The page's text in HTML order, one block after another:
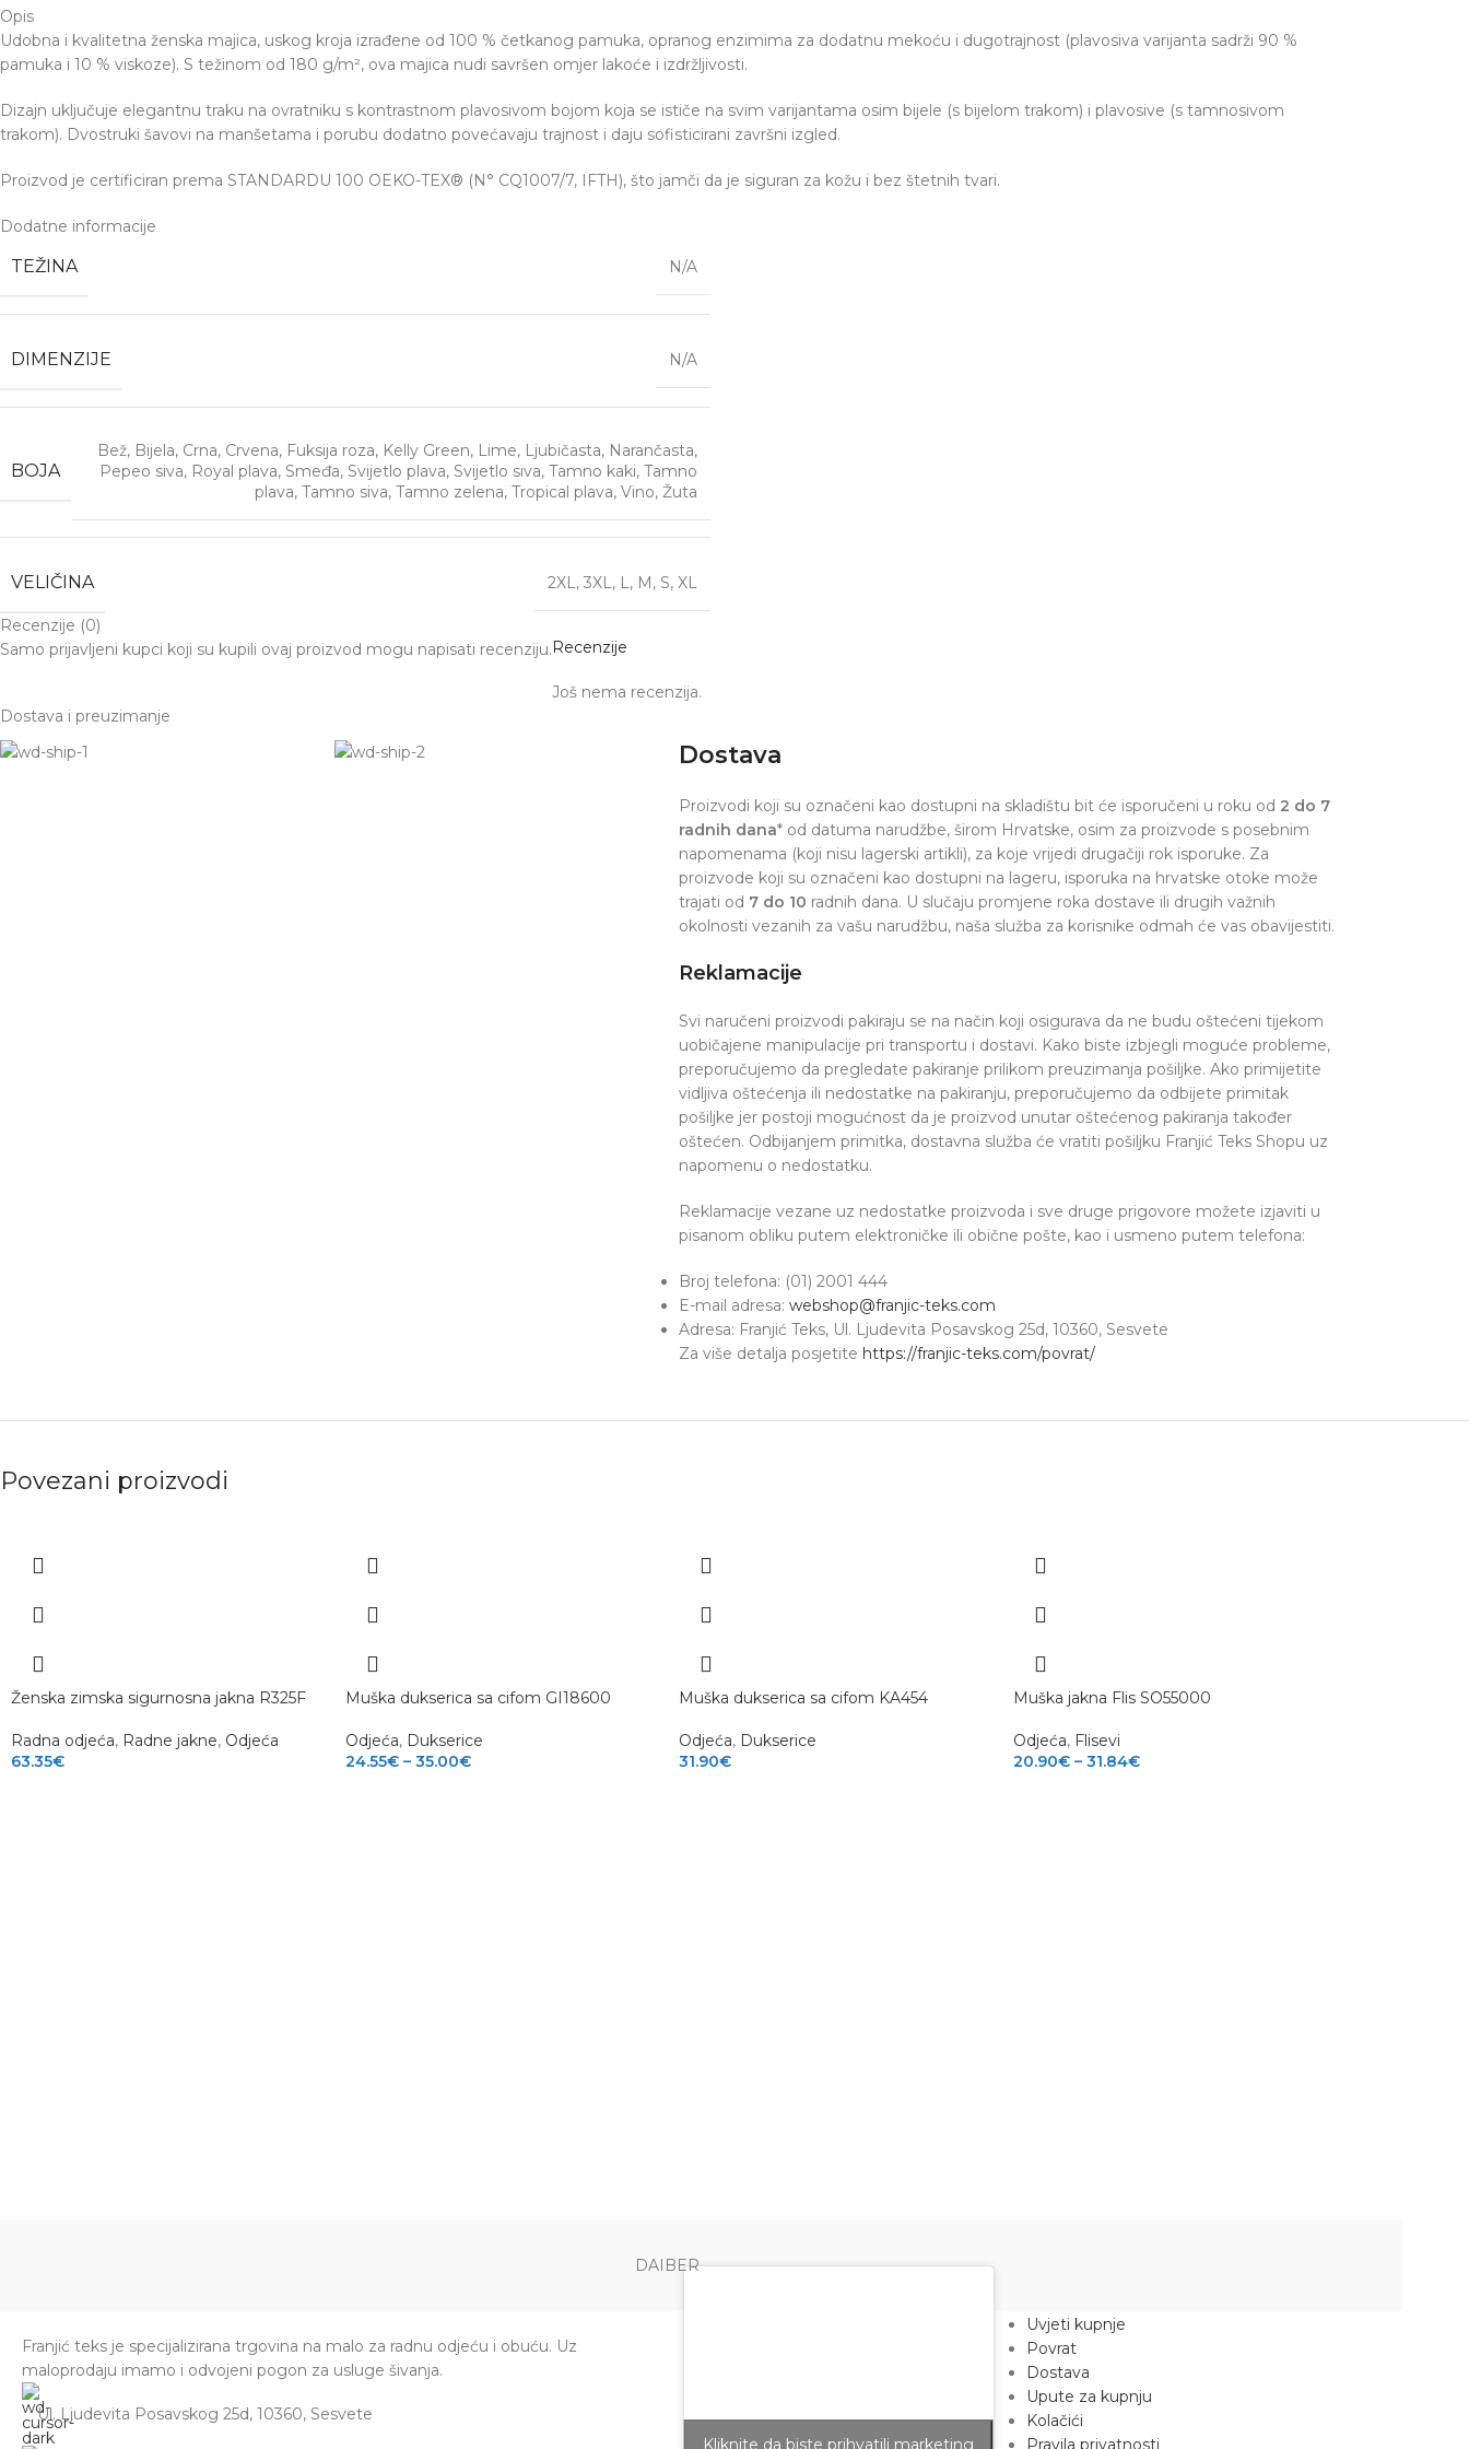
Opis
Udobna i kvalitetna ženska majica, uskog kroja izrađene od 100 % četkanog pamuka, opranog enzimima za dodatnu mekoću i dugotrajnost (plavosiva varijanta sadrži 90 %
pamuka i 10 % viskoze). S težinom od 180 g/m², ova majica nudi savršen omjer lakoće i izdržljivosti.
Dizajn uključuje elegantnu traku na ovratniku s kontrastnom plavosivom bojom koja se ističe na svim varijantama osim bijele (s bijelom trakom) i plavosive (s tamnosivom
trakom). Dvostruki šavovi na manšetama i porubu dodatno povećavaju trajnost i daju sofisticirani završni izgled.
Proizvod je certificiran prema STANDARDU 100 OEKO-TEX® (N° CQ1007/7, IFTH), što jamči da je siguran za kožu i bez štetnih tvari.
Dodatne informacije
TEŽINA N/A
DIMENZIJE N/A
BOJA
Bež, Bijela, Crna, Crvena, Fuksija roza, Kelly Green, Lime, Ljubičasta, Narančasta,
Pepeo siva, Royal plava, Smeđa, Svijetlo plava, Svijetlo siva, Tamno kaki, Tamno
plava, Tamno siva, Tamno zelena, Tropical plava, Vino, Žuta
VELIČINA 2XL, 3XL, L, M, S, XL
Recenzije (0)
Recenzije
Još nema recenzija.
Samo prijavljeni kupci koji su kupili ovaj proizvod mogu napisati recenziju.
Dostava i preuzimanje
Dostava
Proizvodi koji su označeni kao dostupni na skladištu bit će isporučeni u roku od 2 do 7
radnih dana* od datuma narudžbe, širom Hrvatske, osim za proizvode s posebnim
napomenama (koji nisu lagerski artikli), za koje vrijedi drugačiji rok isporuke. Za
proizvode koji su označeni kao dostupni na lageru, isporuka na hrvatske otoke može
trajati od 7 do 10 radnih dana. U slučaju promjene roka dostave ili drugih važnih
okolnosti vezanih za vašu narudžbu, naša služba za korisnike odmah će vas obavijestiti.
Reklamacije
Svi naručeni proizvodi pakiraju se na način koji osigurava da ne budu oštećeni tijekom
uobičajene manipulacije pri transportu i dostavi. Kako biste izbjegli moguće probleme,
preporučujemo da pregledate pakiranje prilikom preuzimanja pošiljke. Ako primijetite
vidljiva oštećenja ili nedostatke na pakiranju, preporučujemo da odbijete primitak
pošiljke jer postoji mogućnost da je proizvod unutar oštećenog pakiranja također
oštećen. Odbijanjem primitka, dostavna služba će vratiti pošiljku Franjić Teks Shopu uz
napomenu o nedostatku.
Reklamacije vezane uz nedostatke proizvoda i sve druge prigovore možete izjaviti u
pisanom obliku putem elektroničke ili obične pošte, kao i usmeno putem telefona:
Broj telefona: (01) 2001 444
E-mail adresa: webshop@franjic-teks.com
Adresa: Franjić Teks, Ul. Ljudevita Posavskog 25d, 10360, Sesvete
Za više detalja posjetite https://franjic-teks.com/povrat/
Povezani proizvodi
Ženska zimska sigurnosna jakna R325F
Radna odjeća, Radne jakne, Odjeća
63.35€
Muška dukserica sa cifom GI18600
Odjeća, Dukserice
24.55€ – 35.00€
Muška dukserica sa cifom KA454
Odjeća, Dukserice
31.90€
Muška jakna Flis SO55000
Odjeća, Flisevi
20.90€ – 31.84€
DAIBER
Franjić teks je specijalizirana trgovina na malo za radnu odjeću i obuću. Uz
maloprodaju imamo i odvojeni pogon za usluge šivanja.
Ul. Ljudevita Posavskog 25d, 10360, Sesvete
Kliknite da biste prihvatili marketing
Uvjeti kupnje
Povrat
Dostava
Upute za kupnju
Kolačići
Pravila privatnosti